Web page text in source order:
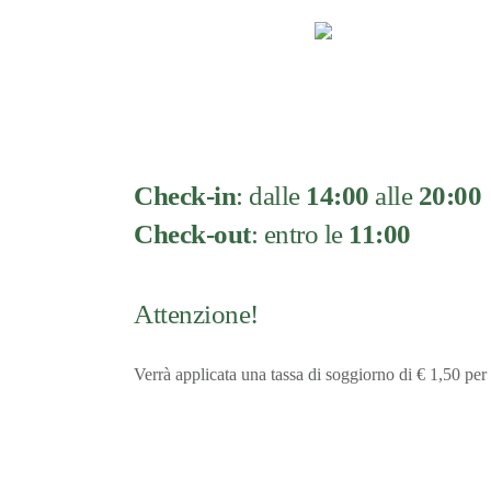
Check-in: dalle 14:00 alle 20:00
Check-out: entro le 11:00
Attenzione!
Verrà applicata una tassa di soggiorno di € 1,50